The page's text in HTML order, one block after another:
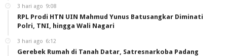
3 hari ago 9:08
RPL Prodi HTN UIN Mahmud Yunus Batusangkar Diminati
Polri, TNI, hingga Wali Nagari
3 hari ago 6:12
Gerebek Rumah di Tanah Datar, Satresnarkoba Padang